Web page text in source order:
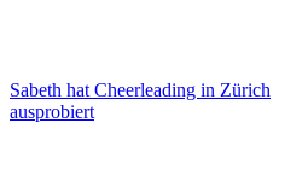
Sabeth hat Cheerleading in Zürich
ausprobiert